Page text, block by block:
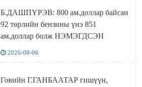
Б.ДАШПҮРЭВ: 800 ам.доллар байсан
92 төрлийн бензины үнэ 851
ам.доллар болж НЭМЭГДСЭН
2026-08-06
Говийн Г.ГАНБААТАР гишүүн,